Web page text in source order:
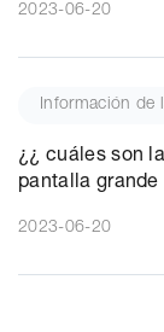
2023-06-20
Información de
¿¿ cuáles son
pantalla
2023-06-20